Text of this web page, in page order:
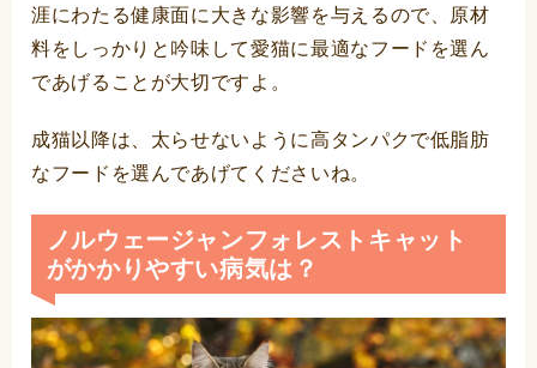
涯にわたる健康面に大きな影響を与えるので、原材
料をしっかりと吟味して愛猫に最適なフードを選ん
であげることが大切ですよ。
成猫以降は、太らせないように高タンパクで低脂肪
なフードを選んであげてくださいね。
ノルウェージャンフォレストキャット
がかかりやすい病気は？